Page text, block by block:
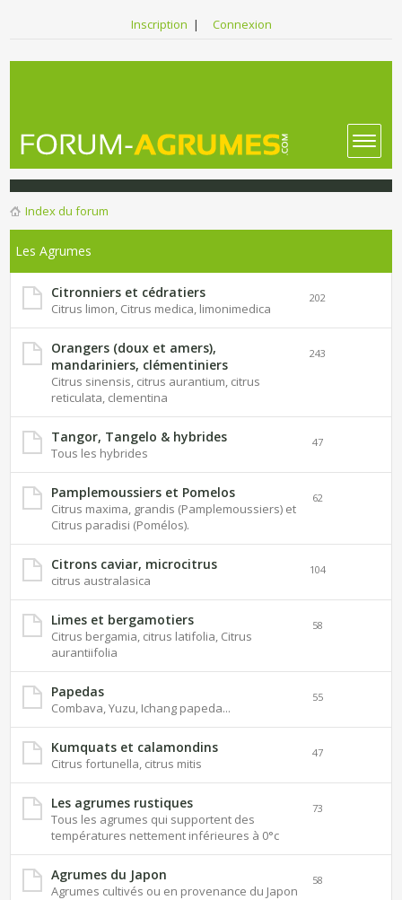
Inscription | Connexion
Index du forum
Les Agrumes
Citronniers et cédratiers
Citrus limon, Citrus medica, limonimedica
202
Orangers (doux et amers),
mandariniers, clémentiniers
Citrus sinensis, citrus aurantium, citrus
reticulata, clementina
243
Tangor, Tangelo & hybrides
Tous les hybrides
47
Pamplemoussiers et Pomelos
Citrus maxima, grandis (Pamplemoussiers) et
Citrus paradisi (Pomélos).
62
Citrons caviar, microcitrus
citrus australasica
104
Limes et bergamotiers
Citrus bergamia, citrus latifolia, Citrus
aurantiifolia
58
Papedas
Combava, Yuzu, Ichang papeda...
55
Kumquats et calamondins
Citrus fortunella, citrus mitis
47
Les agrumes rustiques
Tous les agrumes qui supportent des
températures nettement inférieures à 0°c
73
Agrumes du Japon
Agrumes cultivés ou en provenance du Japon
58